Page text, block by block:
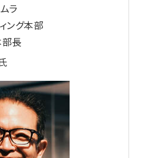
ラ
ング本部
長